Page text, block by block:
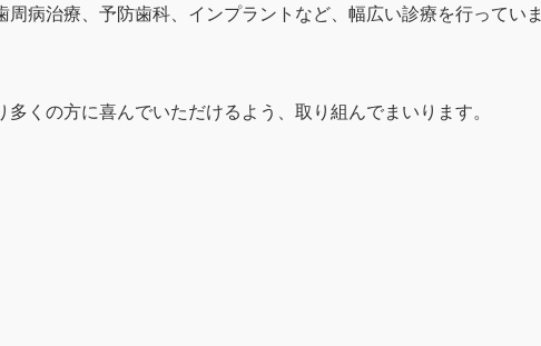
病治療、予防歯科、インプラントなど、幅広い診療を行っていま
くの方に喜んでいただけるよう、取り組んでまいります。